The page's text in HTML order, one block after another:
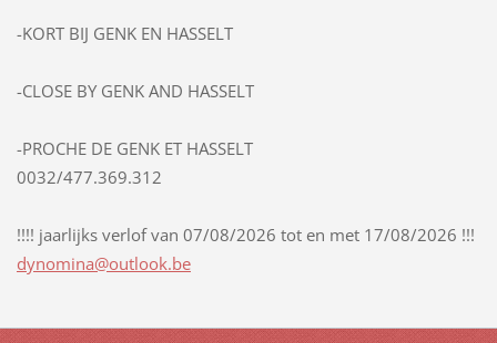
-KORT BIJ GENK EN HASSELT
-CLOSE BY GENK AND HASSELT
-PROCHE DE GENK ET HASSELT
0032/477.369.312
!!!! jaarlijks verlof van 07/08/2026 tot en met 17/08/2026 !!!
dynomina@outlook.be